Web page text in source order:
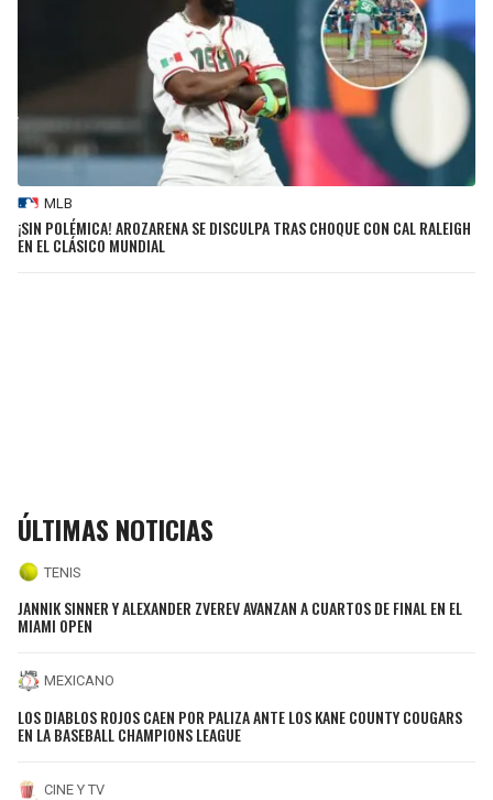
MLB
¡SIN POLÉMICA! AROZARENA SE DISCULPA TRAS CHOQUE CON CAL RALEIGH
EN EL CLÁSICO MUNDIAL
ÚLTIMAS NOTICIAS
TENIS
JANNIK SINNER Y ALEXANDER ZVEREV AVANZAN A CUARTOS DE FINAL EN EL
MIAMI OPEN
MEXICANO
LOS DIABLOS ROJOS CAEN POR PALIZA ANTE LOS KANE COUNTY COUGARS
EN LA BASEBALL CHAMPIONS LEAGUE
CINE Y TV